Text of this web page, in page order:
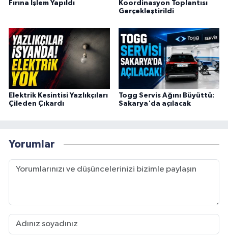
Fırına İşlem Yapıldı
Koordinasyon Toplantısı
Gerçekleştirildi
Elektrik Kesintisi Yazlıkçıları
Çileden Çıkardı
Togg Servis Ağını Büyüttü:
Sakarya'da açılacak
Yorumlar